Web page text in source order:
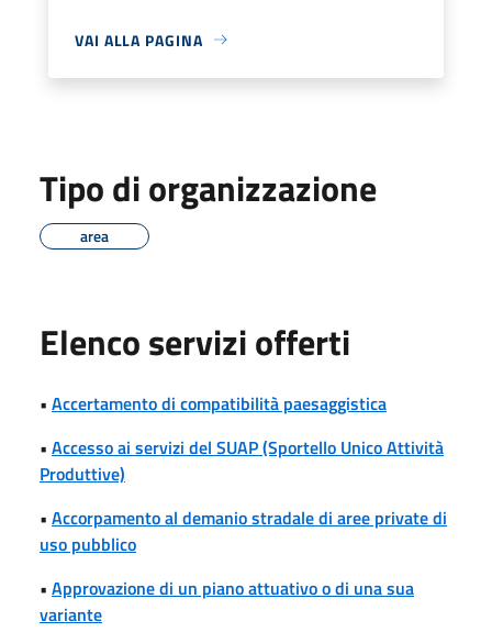
VAI ALLA PAGINA
Tipo di organizzazione
area
Elenco servizi offerti
• Accertamento di compatibilità paesaggistica
• Accesso ai servizi del SUAP (Sportello Unico Attività
Produttive)
• Accorpamento al demanio stradale di aree private di
uso pubblico
• Approvazione di un piano attuativo o di una sua
variante